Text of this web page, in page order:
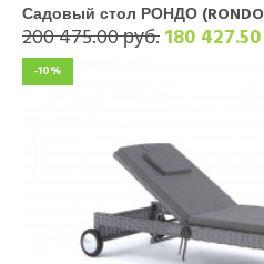
Садовый стол РОНДО
200 475.00 руб.180
-10%